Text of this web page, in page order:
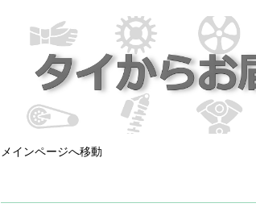
メインページへ移動